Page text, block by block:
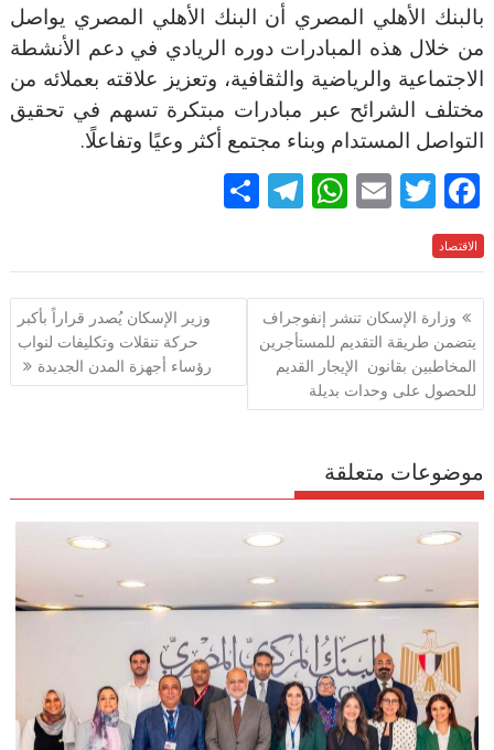
بالبنك الأهلي المصري أن البنك الأهلي المصري يواصل
من خلال هذه المبادرات دوره الريادي في دعم الأنشطة
الاجتماعية والرياضية والثقافية، وتعزيز علاقته بعملائه من
مختلف الشرائح عبر مبادرات مبتكرة تسهم في تحقيق
التواصل المستدام وبناء مجتمع أكثر وعيًا وتفاعلًا.
F
ac
e
b
o
o
k
T
itt
er
E
ai
l
W
at
s
A
p
p
T
e
gr
a
m
ar
e
الاقتصاد
تصفّح
المقالات
وزارة الإسكان تنشر إنفوجراف
يتضمن طريقة التقديم للمستأجرين
المخاطبين بقانون الإيجار القديم
للحصول على وحدات بديلة
وزير الإسكان يُصدر قراراً بأكبر
حركة تنقلات وتكليفات لنواب
رؤساء أجهزة المدن الجديدة
موضوعات متعلقة